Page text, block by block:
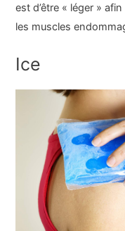
est d’être « léger »
les muscles
Ice